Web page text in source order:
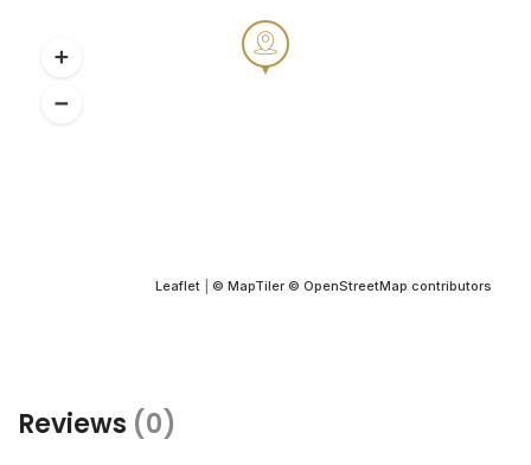
Leaflet © MapTiler © OpenStreetMap contributors
Reviews (0)